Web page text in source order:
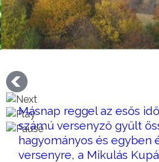
Másnap reggel az esős
számú versenyző gyűlt
hagyományos és egyben
versenyre, a Mikulás